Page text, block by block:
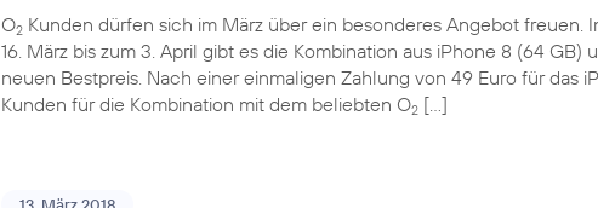
O2 Kunden dürfen sich im März über ein besonderes Angebot freuen.
16. März bis zum 3. April gibt es die Kombination aus iPhone 8 (64 GB)
neuen Bestpreis. Nach einer einmaligen Zahlung von 49 Euro für das
Kunden für die Kombination mit dem beliebten O2 […]